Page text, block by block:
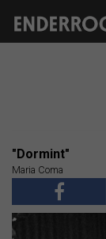
"Dormint"
Maria Coma